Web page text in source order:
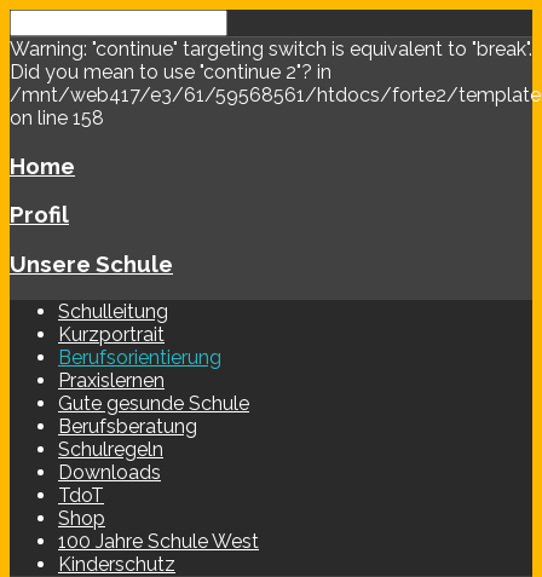
Warning: "continue" targeting switch is equivalent to "break".
Did you mean to use "continue 2"? in
/mnt/web417/e3/61/59568561/htdocs/forte2/
on line 158
Home
Profil
Unsere Schule
Schulleitung
Kurzportrait
Berufsorientierung
Praxislernen
Gute gesunde Schule
Berufsberatung
Schulregeln
Downloads
TdoT
Shop
100 Jahre Schule West
Kinderschutz